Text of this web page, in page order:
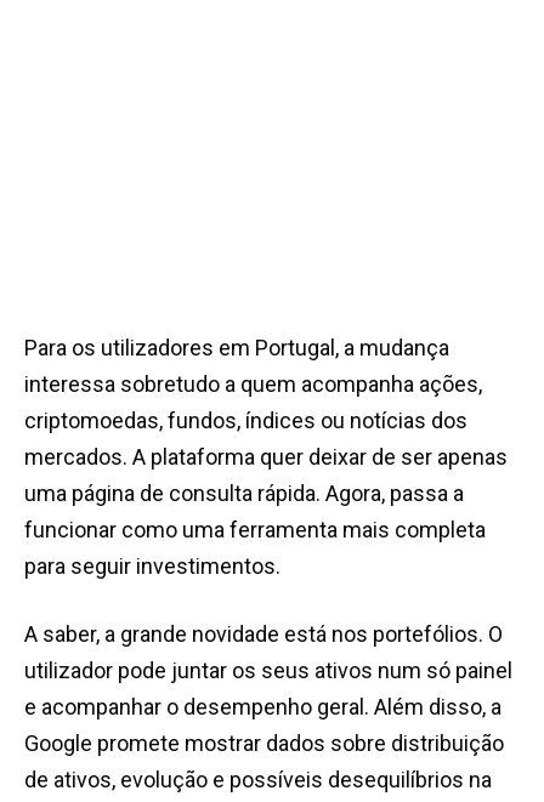
Para os utilizadores em Portugal, a mudança
interessa sobretudo a quem acompanha ações,
criptomoedas, fundos, índices ou notícias dos
mercados. A plataforma quer deixar de ser apenas
uma página de consulta rápida. Agora, passa a
funcionar como uma ferramenta mais completa
para seguir investimentos.
A saber, a grande novidade está nos portefólios. O
utilizador pode juntar os seus ativos num só painel
e acompanhar o desempenho geral. Além disso, a
Google promete mostrar dados sobre distribuição
de ativos, evolução e possíveis desequilíbrios na